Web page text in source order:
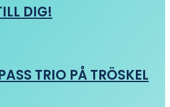
DIG!
TRIO PÅ TRÖSKEL